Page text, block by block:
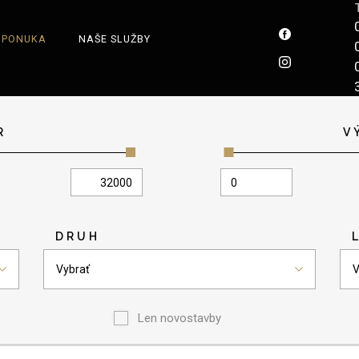
NAŠE SLUŽBY
DRUH
Vybrať
Len novostavby